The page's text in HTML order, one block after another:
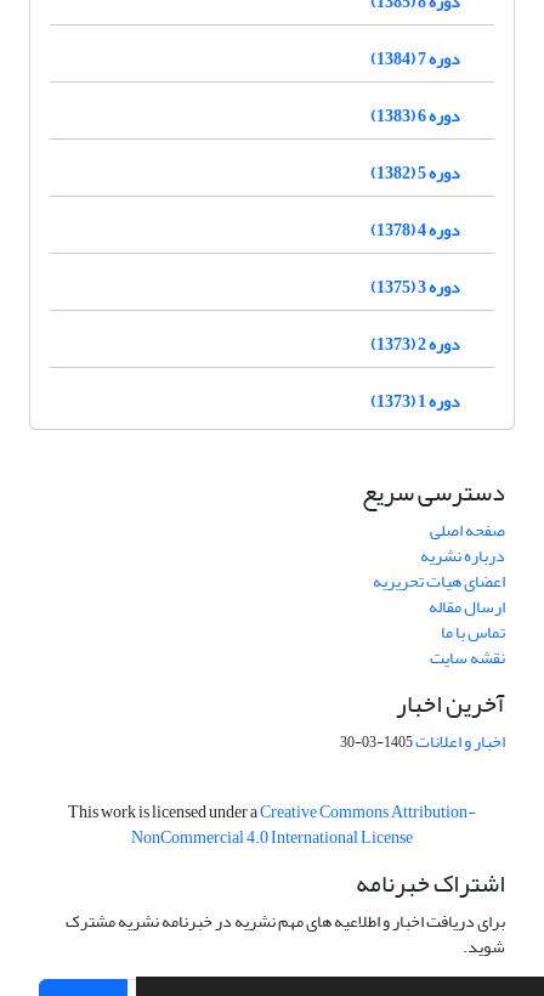
دوره 7 (1384)
دوره 6 (1383)
دوره 5 (1382)
دوره 4 (1378)
دوره 3 (1375)
دوره 2 (1373)
دوره 1 (1373)
دسترسی سریع
صفحه اصلی
درباره نشریه
اعضای هیات تحریریه
ارسال مقاله
تماس با ما
نقشه سایت
آخرین اخبار
اخبار و اعلانات1405-03-30
This work is licensed under aCreative Commons Attribution-
NonCommercial 4.0 International License
اشتراک خبرنامه
برای دریافت اخبار و اطلاعیه های مهم نشریه در خبرنامه نشریه مشترک
شوید.